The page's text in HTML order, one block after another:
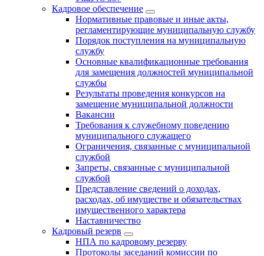
Кадровое обеспечение
Нормативные правовые и иные акты,
регламентирующие муниципальную службу
Порядок поступления на муниципальную
службу
Основные квалификационные требования
для замещения должностей муниципальной
службы
Результаты проведения конкурсов на
замещение муниципальной должности
Вакансии
Требования к служебному поведению
муниципального служащего
Ограничения, связанные с муниципальной
службой
Запреты, связанные с муниципальной
службой
Представление сведений о доходах,
расходах, об имуществе и обязательствах
имущественного характера
Наставничество
Кадровый резерв
НПА по кадровому резерву
Протоколы заседаний комиссии по